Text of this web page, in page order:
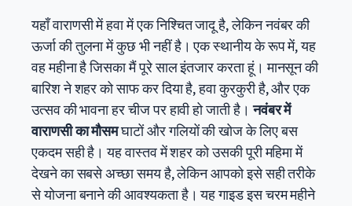
यहाँ वाराणसी में हवा में एक निश्चित जादू है, लेकिन नवंबर की
ऊर्जा की तुलना में कुछ भी नहीं है। एक स्थानीय के रूप में, यह
वह महीना है जिसका मैं पूरे साल इंतजार करता हूं। मानसून की
बारिश ने शहर को साफ कर दिया है, हवा कुरकुरी है, और एक
उत्सव की भावना हर चीज पर हावी हो जाती है।नवंबर में
वाराणसी का मौसमघाटों और गलियों की खोज के लिए बस
एकदम सही है। यह वास्तव में शहर को उसकी पूरी महिमा में
देखने का सबसे अच्छा समय है, लेकिन आपको इसे सही तरीके
से योजना बनाने की आवश्यकता है। यह गाइड इस चरम महीने